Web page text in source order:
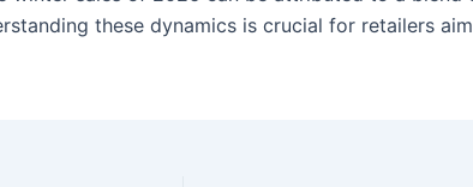
these dynamics is crucial for retailers